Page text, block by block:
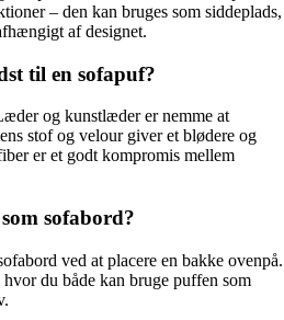
– den kan bruges som siddeplads,
af designet.
til en sofapuf?
og kunstlæder er nemme at
stof og velour giver et blødere og
er et godt kompromis mellem
sofabord?
ved at placere en bakke ovenpå.
du både kan bruge puffen som